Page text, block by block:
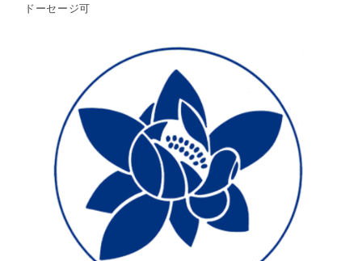
ドーセージ可